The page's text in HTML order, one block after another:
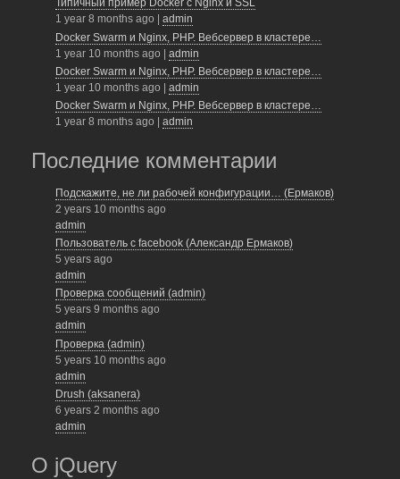
o
k
Типичный пример Docker с Nginx и SSL
1 year 8 months ago
admin
Docker Swarm и Nginx, PHP. Вебсервер в кластере…
1 year 10 months ago | admin
Docker Swarm и Nginx, PHP. Вебсервер в кластере…
1 year 10 months ago
admin
Docker Swarm и Nginx, PHP. Вебсервер в кластере…
1 year 8 months ago
admin
Последние комментарии
Подскажите, не ли рабочей конфигурации… (Ермаков)
2 years 10 months ago
admin
Пользователь с facebook (Александр Ермаков)
5 years ago
admin
Проверка сообщений (admin)
5 years 9 months ago
admin
Проверка (admin)
5 years 10 months ago
admin
Drush (aksanera)
6 years 2 months ago
admin
О jQuery